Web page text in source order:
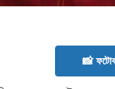
📸